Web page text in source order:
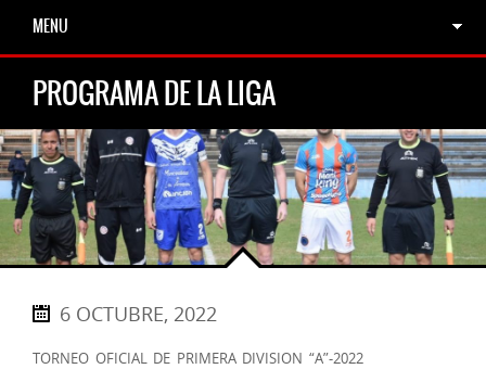
MENU
PROGRAMA DE LA LIGA
6 OCTUBRE, 2022
TORNEO OFICIAL DE PRIMERA DIVISION “A”-2022